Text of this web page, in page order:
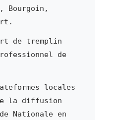
Bourgoin,
de tremplin
de
locales
la diffusion
Nationale en